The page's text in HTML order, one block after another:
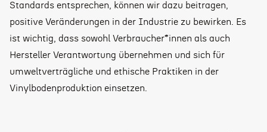
Standards entsprechen, können wir dazu beitragen,
positive Veränderungen in der Industrie zu bewirken. Es
ist wichtig, dass sowohl Verbraucher*innen als auch
Hersteller Verantwortung übernehmen und sich für
umweltverträgliche und ethische Praktiken in der
Vinylbodenproduktion einsetzen.